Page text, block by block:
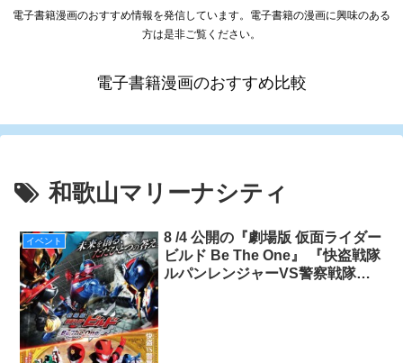
電子書籍漫画のおすすめ情報を発信しています。電子書籍の漫画に興味のある
方は是非ご覧ください。
電子書籍漫画のおすすめ比較
和歌山マリーナシティ
イベント
8 /4 公開の『劇場版 仮面ライダー
ビルド Be The One』 『快盗戦隊
ルパンレンジャーVS警察戦隊パ